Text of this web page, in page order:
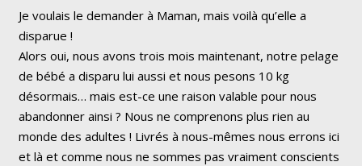
Je voulais le demander à Maman, mais voilà qu’elle a
disparue !
Alors oui, nous avons trois mois maintenant, notre pelage
de bébé a disparu lui aussi et nous pesons 10 kg
désormais… mais est-ce une raison valable pour nous
abandonner ainsi ? Nous ne comprenons plus rien au
monde des adultes ! Livrés à nous-mêmes nous errons ici
et là et comme nous ne sommes pas vraiment conscients